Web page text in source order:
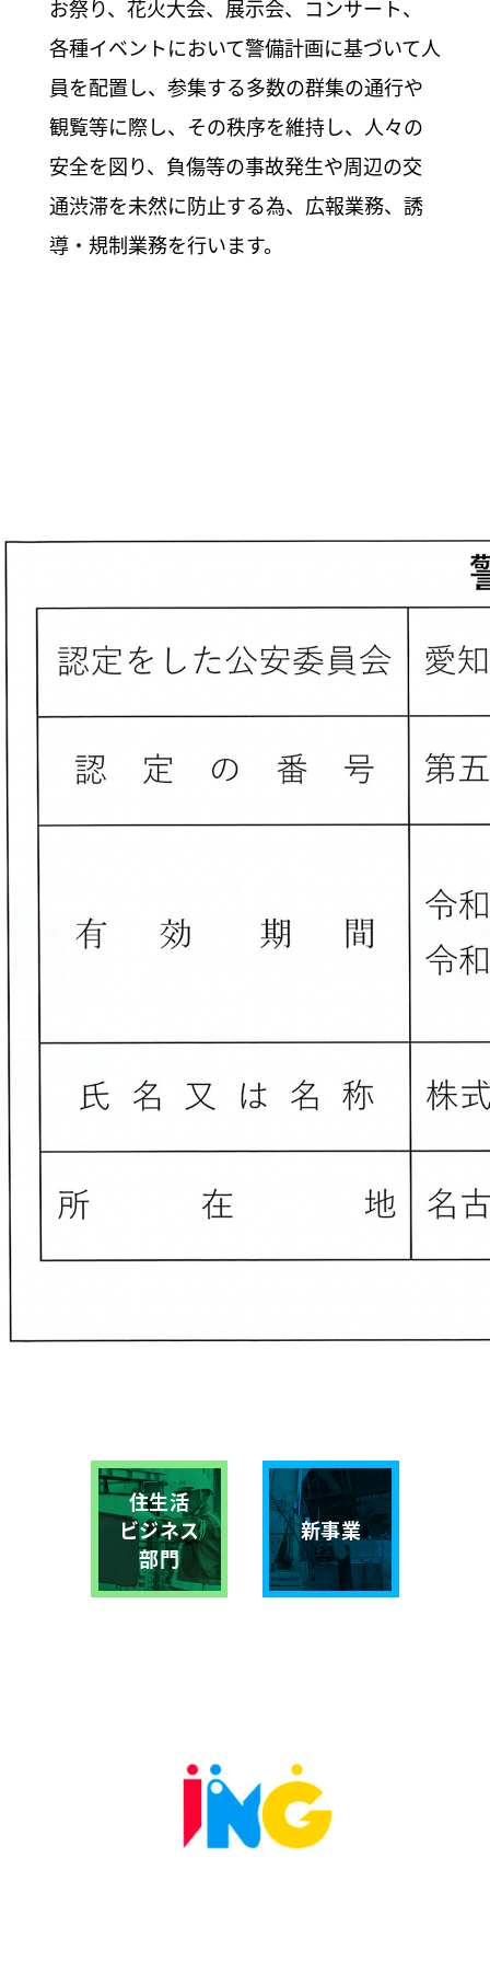
お祭り、花火大会、展示会、コンサート、
各種イベントにおいて警備計画に基づいて人
員を配置し、参集する多数の群集の通行や
観覧等に際し、その秩序を維持し、人々の
安全を図り、負傷等の事故発生や周辺の交
通渋滞を未然に防止する為、広報業務、誘
導・規制業務を行います。
住生活
ビジネス
部門
新事業